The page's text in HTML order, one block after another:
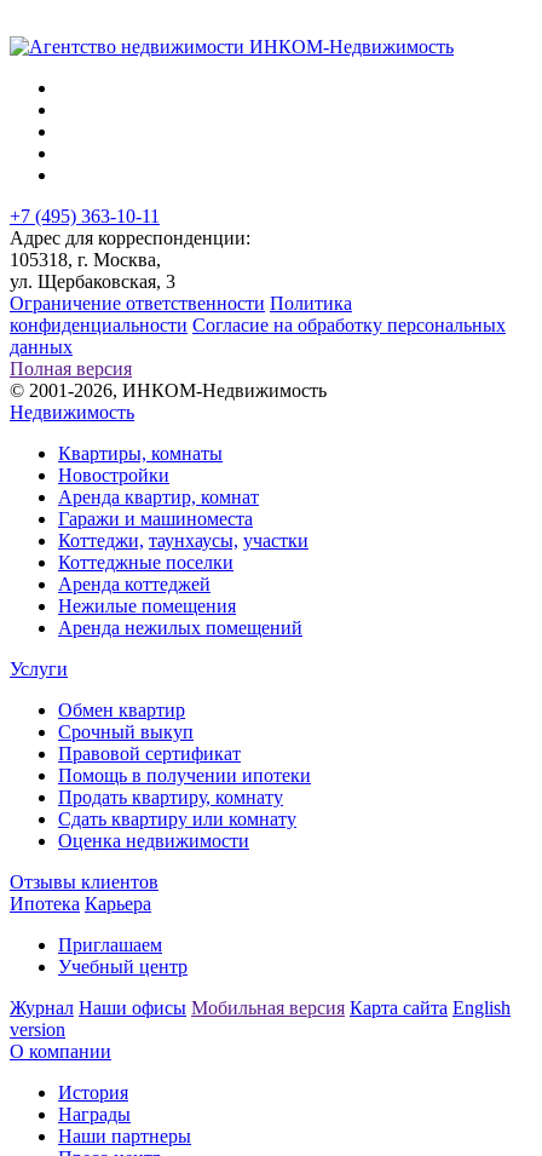
+7 (495) 363-10-11
Адрес для корреспонденции:
105318, г. Москва,
ул. Щербаковская, 3
Ограничение ответственности Политика
конфиденциальности Согласие на обработку персональных
данных
Полная версия
© 2001-2026, ИНКОМ-Недвижимость
Недвижимость
Квартиры, комнаты
Новостройки
Аренда квартир, комнат
Гаражи и машиноместа
Коттеджи, таунхаусы, участки
Коттеджные поселки
Аренда коттеджей
Нежилые помещения
Аренда нежилых помещений
Услуги
Обмен квартир
Срочный выкуп
Правовой сертификат
Помощь в получении ипотеки
Продать квартиру, комнату
Сдать квартиру или комнату
Оценка недвижимости
Отзывы клиентов
Ипотека Карьера
Приглашаем
Учебный центр
Журнал Наши офисы Мобильная версия Карта сайта English
version
О компании
История
Награды
Наши партнеры